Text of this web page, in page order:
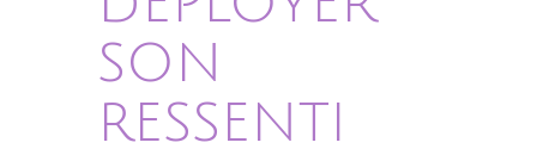
son
ressenti